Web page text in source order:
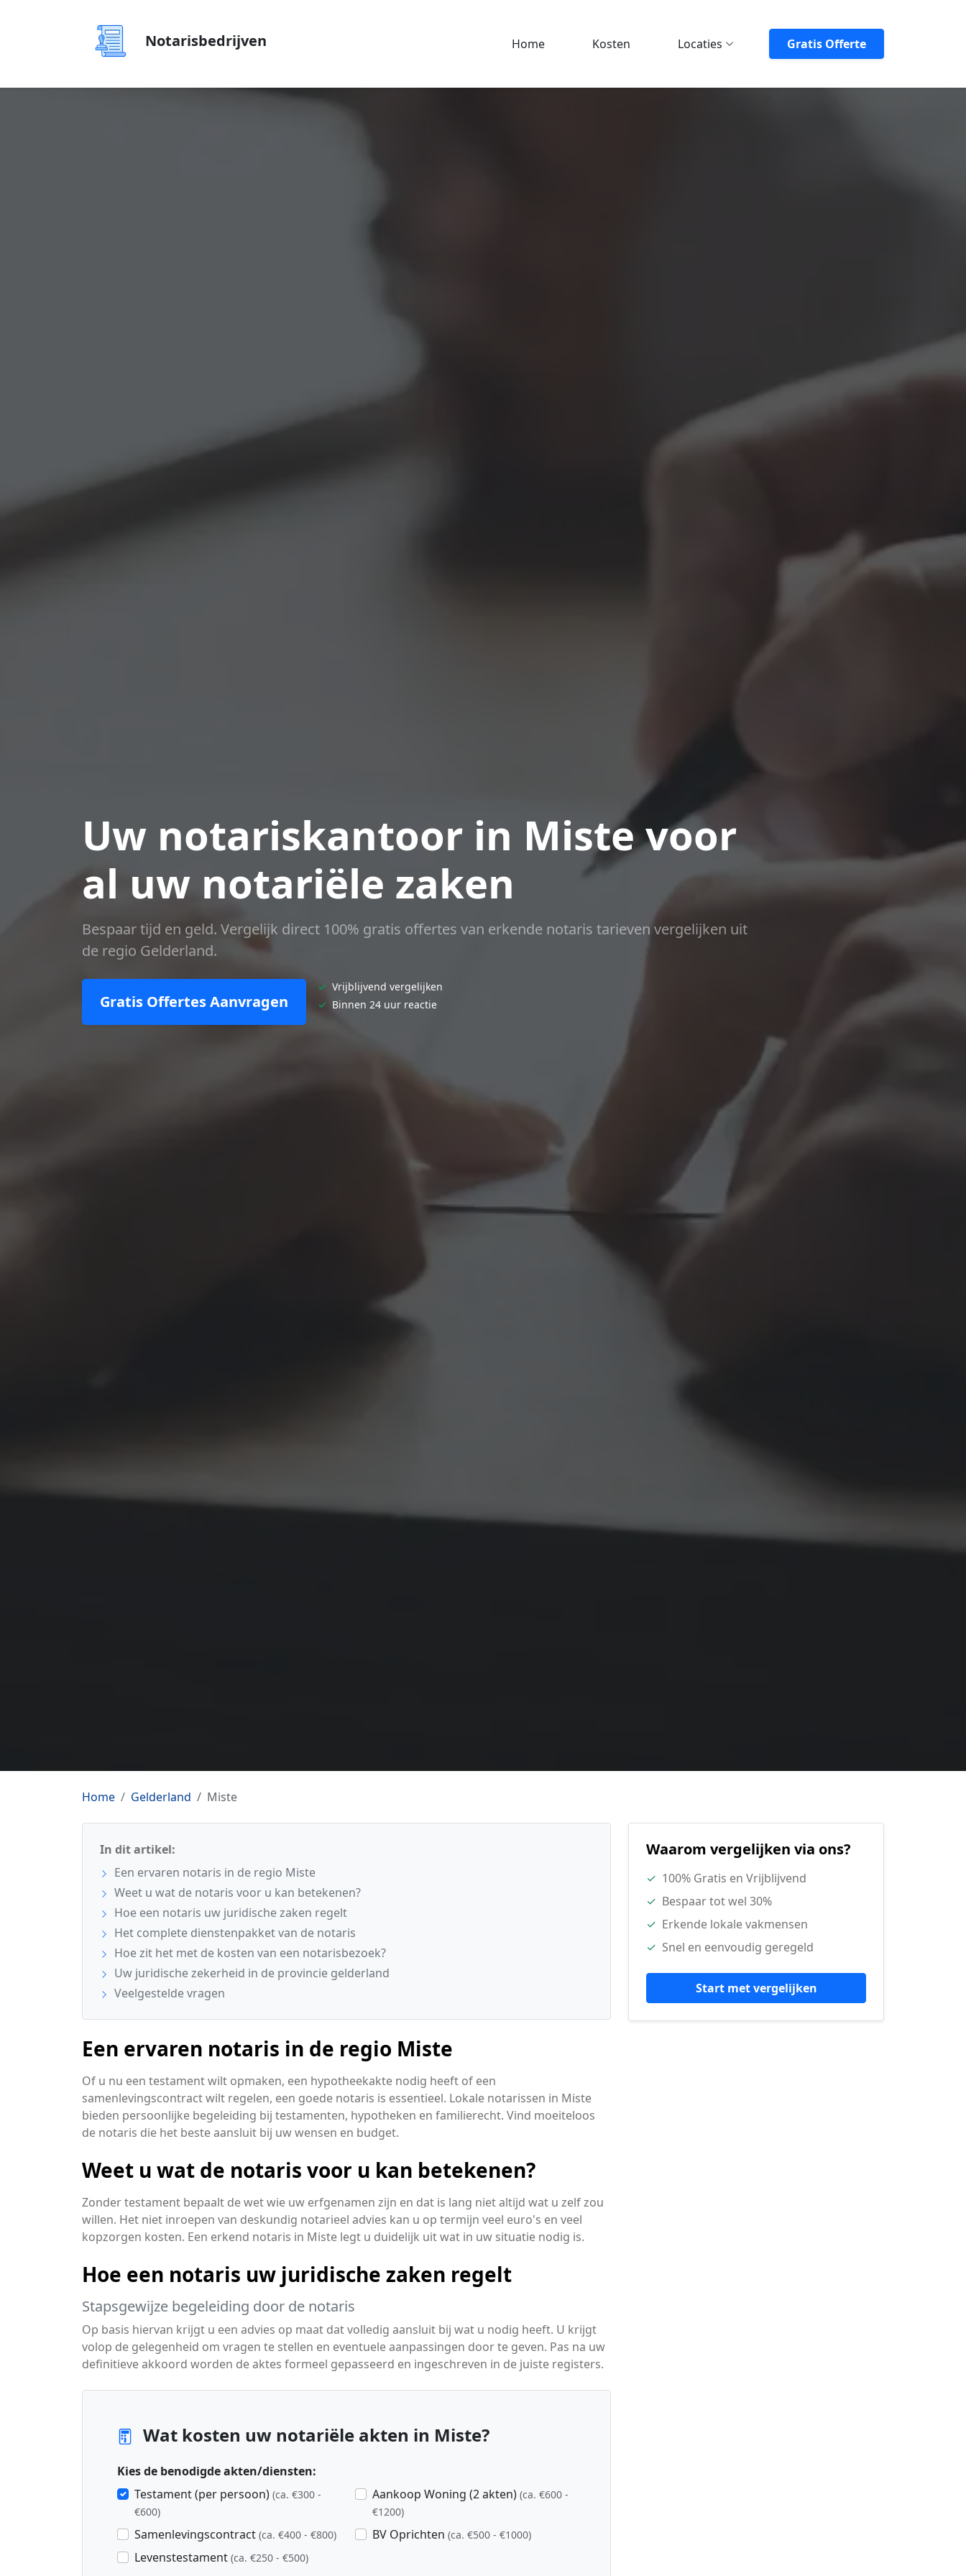
Notarisbedrijven Home Kosten Locaties Gratis Offerte
Uw notariskantoor in Miste voor
al uw notariële zaken
Bespaar tijd en geld. Vergelijk direct 100% gratis offertes van erkende notaris tarieven vergelijken uit
de regio Gelderland.
Gratis Offertes Aanvragen
✓ Vrijblijvend vergelijken
✓ Binnen 24 uur reactie
Home Gelderland Miste
In dit artikel:
Een ervaren notaris in de regio Miste
Weet u wat de notaris voor u kan betekenen?
Hoe een notaris uw juridische zaken regelt
Het complete dienstenpakket van de notaris
Hoe zit het met de kosten van een notarisbezoek?
Uw juridische zekerheid in de provincie gelderland
Veelgestelde vragen
Een ervaren notaris in de regio Miste
Of u nu een testament wilt opmaken, een hypotheekakte nodig heeft of een
samenlevingscontract wilt regelen, een goede notaris is essentieel. Lokale notarissen in Miste
bieden persoonlijke begeleiding bij testamenten, hypotheken en familierecht. Vind moeiteloos
de notaris die het beste aansluit bij uw wensen en budget.
Weet u wat de notaris voor u kan betekenen?
Zonder testament bepaalt de wet wie uw erfgenamen zijn en dat is lang niet altijd wat u zelf zou
willen. Het niet inroepen van deskundig notarieel advies kan u op termijn veel euro's en veel
kopzorgen kosten. Een erkend notaris in Miste legt u duidelijk uit wat in uw situatie nodig is.
Hoe een notaris uw juridische zaken regelt
Stapsgewijze begeleiding door de notaris
Op basis hiervan krijgt u een advies op maat dat volledig aansluit bij wat u nodig heeft. U krijgt
volop de gelegenheid om vragen te stellen en eventuele aanpassingen door te geven. Pas na uw
definitieve akkoord worden de aktes formeel gepasseerd en ingeschreven in de juiste registers.
Wat kosten uw notariële akten in Miste?
Kies de benodigde akten/diensten:
Testament (per persoon) (ca. €300 -
€600)
Samenlevingscontract (ca. €400 - €800)
Levenstestament (ca. €250 - €500)
Aankoop Woning (2 akten) (ca. €600 -
€1200)
BV Oprichten (ca. €500 - €1000)
Waarom vergelijken via ons?
✓ 100% Gratis en Vrijblijvend
✓ Bespaar tot wel 30%
✓ Erkende lokale vakmensen
✓ Snel en eenvoudig geregeld
Start met vergelijken